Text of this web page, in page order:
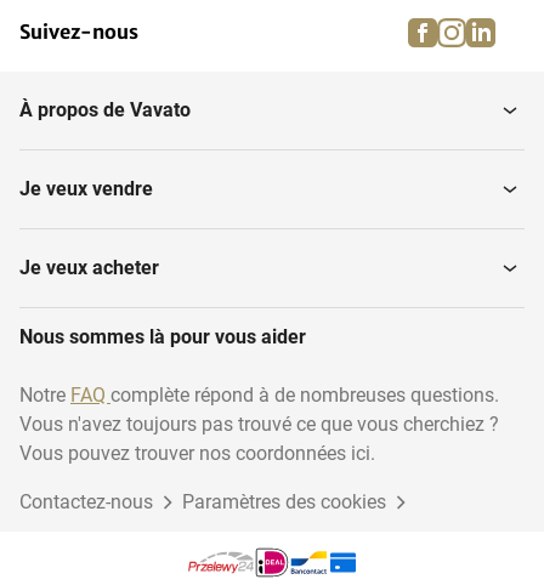
Suivez-nous facebook
À propos de Vavato
Je veux vendre
Je veux acheter
Nous sommes là pour vous aider
Notre FAQ complète répond à de nombreuses questions.
Vous n'avez toujours pas trouvé ce que vous cherchiez ?
Vous pouvez trouver nos coordonnées ici.
Contactez-nous Paramètres des cookies